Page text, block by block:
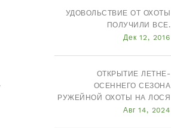
УДОВОЛЬСТВИЕ ОТ ОХОТЫ
ПОЛУЧИЛИ ВСЕ.
Дек 12, 2016
ОТКРЫТИЕ ЛЕТНЕ-
ОСЕННЕГО СЕЗОНА
РУЖЕЙНОЙ ОХОТЫ НА ЛОСЯ
Авг 14, 2024